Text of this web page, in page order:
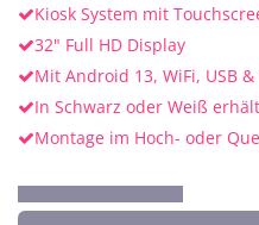
Kiosk System mit
32" Full HD Display
Mit Android 13, WiFi, USB
In Schwarz oder Weiß
Montage im Hoch- oder